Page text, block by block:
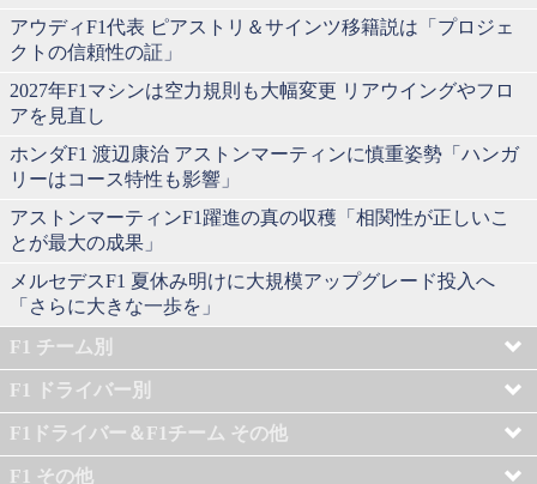
アウディF1代表 ピアストリ＆サインツ移籍説は「プロジェ
クトの信頼性の証」
2027年F1マシンは空力規則も大幅変更 リアウイングやフロ
アを見直し
ホンダF1 渡辺康治 アストンマーティンに慎重姿勢「ハンガ
リーはコース特性も影響」
アストンマーティンF1躍進の真の収穫「相関性が正しいこ
とが最大の成果」
メルセデスF1 夏休み明けに大規模アップグレード投入へ
「さらに大きな一歩を」
F1 チーム別
F1 ドライバー別
F1ドライバー＆F1チーム その他
F1 その他